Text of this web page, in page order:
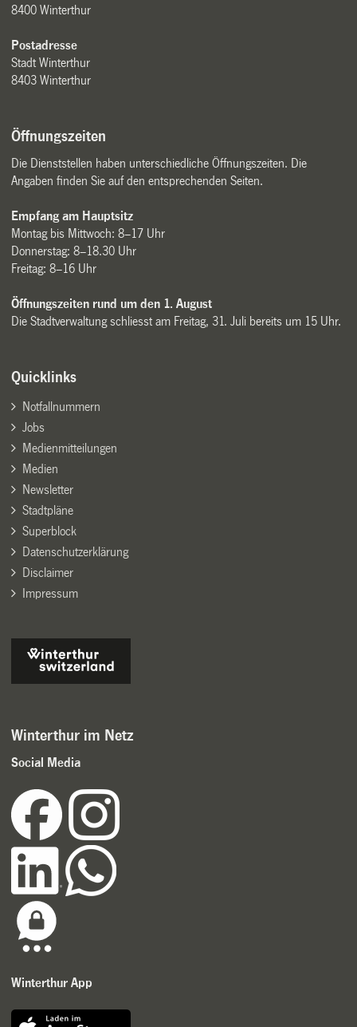
8400 Winterthur
Postadresse
Stadt Winterthur
8403 Winterthur
Öffnungszeiten
Die Dienststellen haben unterschiedliche Öffnungszeiten. Die
Angaben finden Sie auf den entsprechenden Seiten.
Empfang am Hauptsitz
Montag bis Mittwoch: 8–17 Uhr
Donnerstag: 8–18.30 Uhr
Freitag: 8–16 Uhr
Öffnungszeiten rund um den 1. August
Die Stadtverwaltung schliesst am Freitag, 31. Juli bereits um 15 Uhr.
Quicklinks
Notfallnummern
Jobs
Medienmitteilungen
Medien
Newsletter
Stadtpläne
Superblock
Datenschutzerklärung
Disclaimer
Impressum
Winterthur im Netz
Social Media
Winterthur App